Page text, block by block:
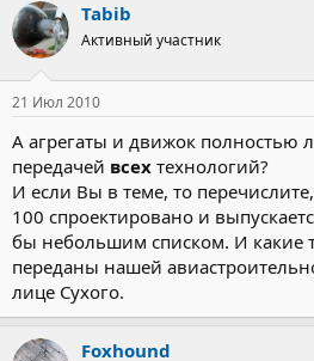
Tabib
Активный участник
21 Июл 2010
А агрегаты и движок полностью
передачей всех технологий?
И если Вы в теме, то
100 спроектировано и
бы небольшим списком. И какие
переданы нашей
лице Сухого.
Foxhound